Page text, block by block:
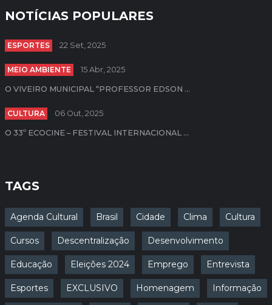
NOTÍCIAS POPULARES
ESPORTES 22 Set, 2025
MEIO AMBIENTE 15 Abr, 2025
O VIVEIRO MUNICIPAL “PROFESSOR EDSON ...
CULTURA 06 Out, 2025
O 33º ECOCINE – FESTIVAL INTERNACIONAL ...
TAGS
Agenda Cultural Brasil Cidade Clima Cultura
Cursos Descentralização Desenvolvimento
Educação Eleições 2024 Emprego Entrevista
Esportes EXCLUSIVO Homenagem Informação